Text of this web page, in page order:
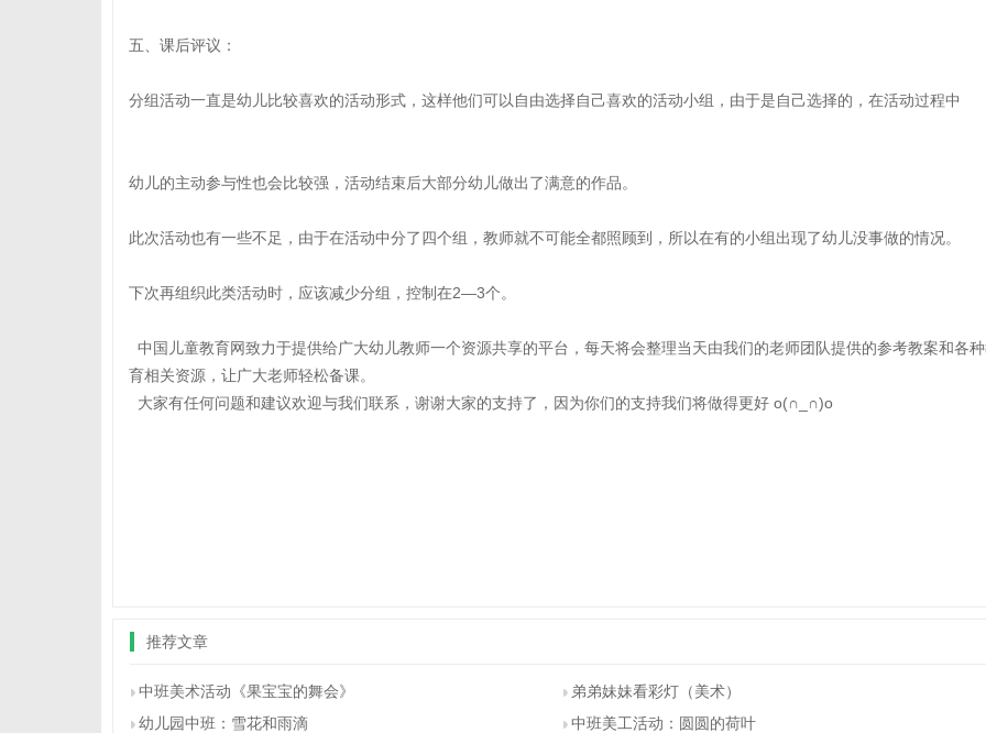
五、课后评议：
分组活动一直是幼儿比较喜欢的活动形式，这样他们可以自由选择自己喜欢的活动小组，由于是自己选择的，在活动过程中
幼儿的主动参与性也会比较强，活动结束后大部分幼儿做出了满意的作品。
此次活动也有一些不足，由于在活动中分了四个组，教师就不可能全都照顾到，所以在有的小组出现了幼儿没事做的情况。
下次再组织此类活动时，应该减少分组，控制在2—3个。
中国儿童教育网致力于提供给广大幼儿教师一个资源共享的平台，每天将会整理当天由我们的老师团队提供的参考教案和各
育相关资源，让广大老师轻松备课。
大家有任何问题和建议欢迎与我们联系，谢谢大家的支持了，因为你们的支持我们将做得更好 o(∩_∩)o
推荐文章
中班美术活动《果宝宝的舞会》
弟弟妹妹看彩灯（美术）
幼儿园中班：雪花和雨滴
中班美工活动：圆圆的荷叶